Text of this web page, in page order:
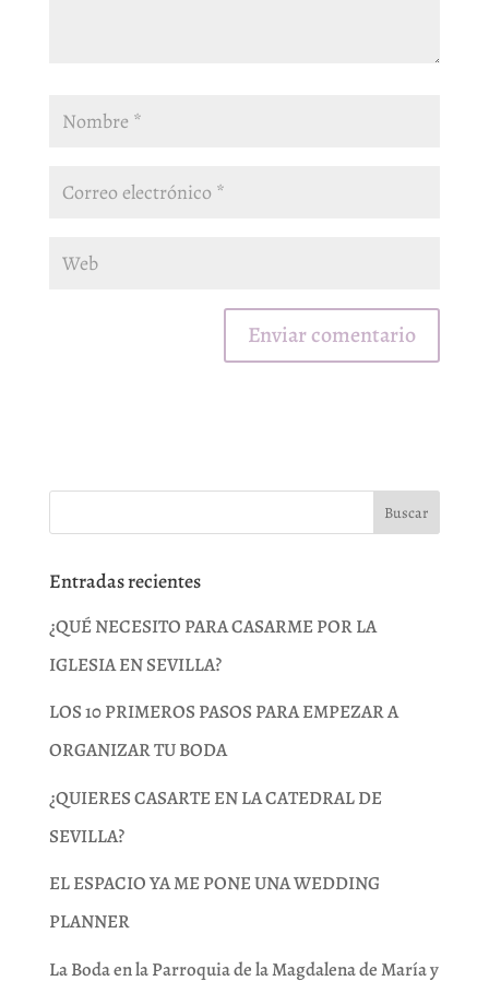
Entradas recientes
¿QUÉ NECESITO PARA CASARME POR LA
IGLESIA EN SEVILLA?
LOS 10 PRIMEROS PASOS PARA EMPEZAR A
ORGANIZAR TU BODA
¿QUIERES CASARTE EN LA CATEDRAL DE
SEVILLA?
EL ESPACIO YA ME PONE UNA WEDDING
PLANNER
La Boda en la Parroquia de la Magdalena de María y